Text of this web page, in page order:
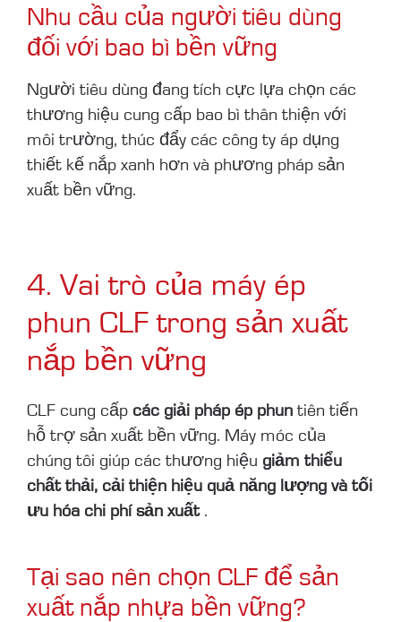
Nhu cầu của người tiêu dùng
đối với bao bì bền vững
Người tiêu dùng đang tích cực lựa chọn các
thương hiệu cung cấp bao bì thân thiện với
môi trường, thúc đẩy các công ty áp dụng
thiết kế nắp xanh hơn và phương pháp sản
xuất bền vững.
4. Vai trò của máy ép
phun CLF trong sản xuất
nắp bền vững
CLF cung cấp các giải pháp ép phun tiên tiến
hỗ trợ sản xuất bền vững. Máy móc của
chúng tôi giúp các thương hiệu giảm thiểu
chất thải, cải thiện hiệu quả năng lượng và tối
ưu hóa chi phí sản xuất.
Tại sao nên chọn CLF để sản
xuất nắp nhựa bền vững?